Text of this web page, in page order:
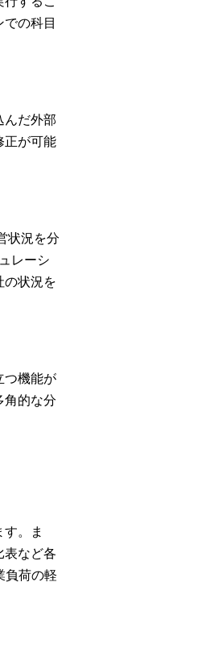
の科目
んだ外部
正が可能
状況を分
レーシ
の状況を
つ機能が
角的な分
。ま
表など各
負荷の軽